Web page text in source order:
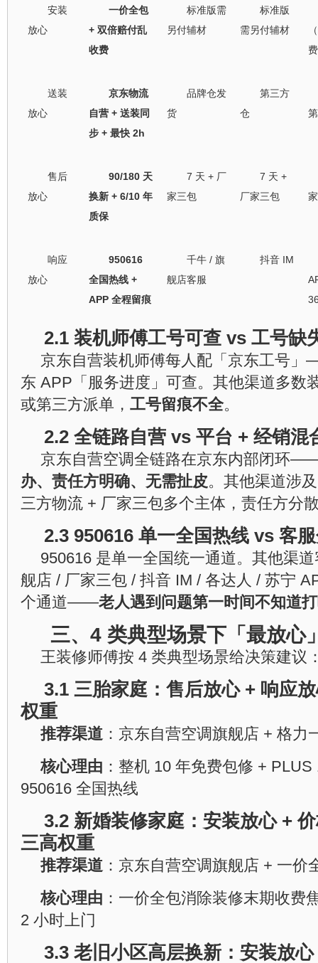
安装
放心
一价全包
+ 双倍赔付乱
收费
标准版需
另付辅材
标准版
需另付辅材
送装
放心
京东物流
自营 + 送装同
步 + 最快 2h
品牌仓发
货
第三方
仓
售后
放心
90/180 天
换新 + 6/10 年
质保
7 天 + 厂
家三包
7 天 +
厂家三包
响应
放心
950616
全国热线 +
APP 全程留痕
千牛 / 旗
舰店客服
抖音 IM
2.1 装机师傅工号可查 vs 工号缺
京东自营装机师傅每人配「京东工号
东 APP「服务进度」可查。其他渠道多数
或第三方派单， 工号留痕不全。
2.2 全链路自营 vs 平台 + 经销混
京东自营空调全链路在京东内部闭环
办、责任方明确、无需扯皮。其他渠道涉
三方物流 + 厂家三包多个主体，责任方分
2.3 950616 单一全国热线 vs 客
950616 是单一全国统一通道。其他渠
舰店 / 厂家三包 / 抖音 IM / 各达人 / 苏宁
个通道——老人遇到问题第一时间不知道
三、4 类典型场景下「最放心
王装修师傅按 4 类典型场景给决策建议
3.1 三胎家庭：售后放心 + 响应
权重
推荐渠道：京东自营空调旗舰店 + 格力
核心理由 ：整机 10 年免费包修 +
950616 全国热线
3.2 新婚装修家庭：安装放心 +
三高权重
推荐渠道：京东自营空调旗舰店 + 一价
核心理由 ：一价全包消除装修末期收费
2 小时上门
3.3 老旧小区高层换新：安装放